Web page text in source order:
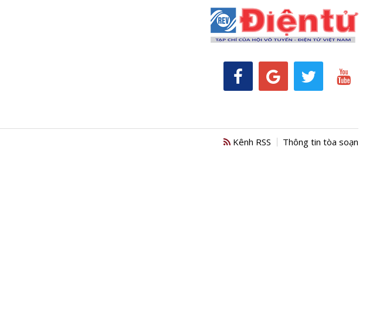
Kênh RSS Thông tin tòa soạn